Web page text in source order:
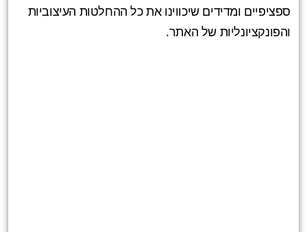
ספציפיים ומדידים שיכווינו את כל ההחלטות העיצוביות
והפונקציונליות של האתר.